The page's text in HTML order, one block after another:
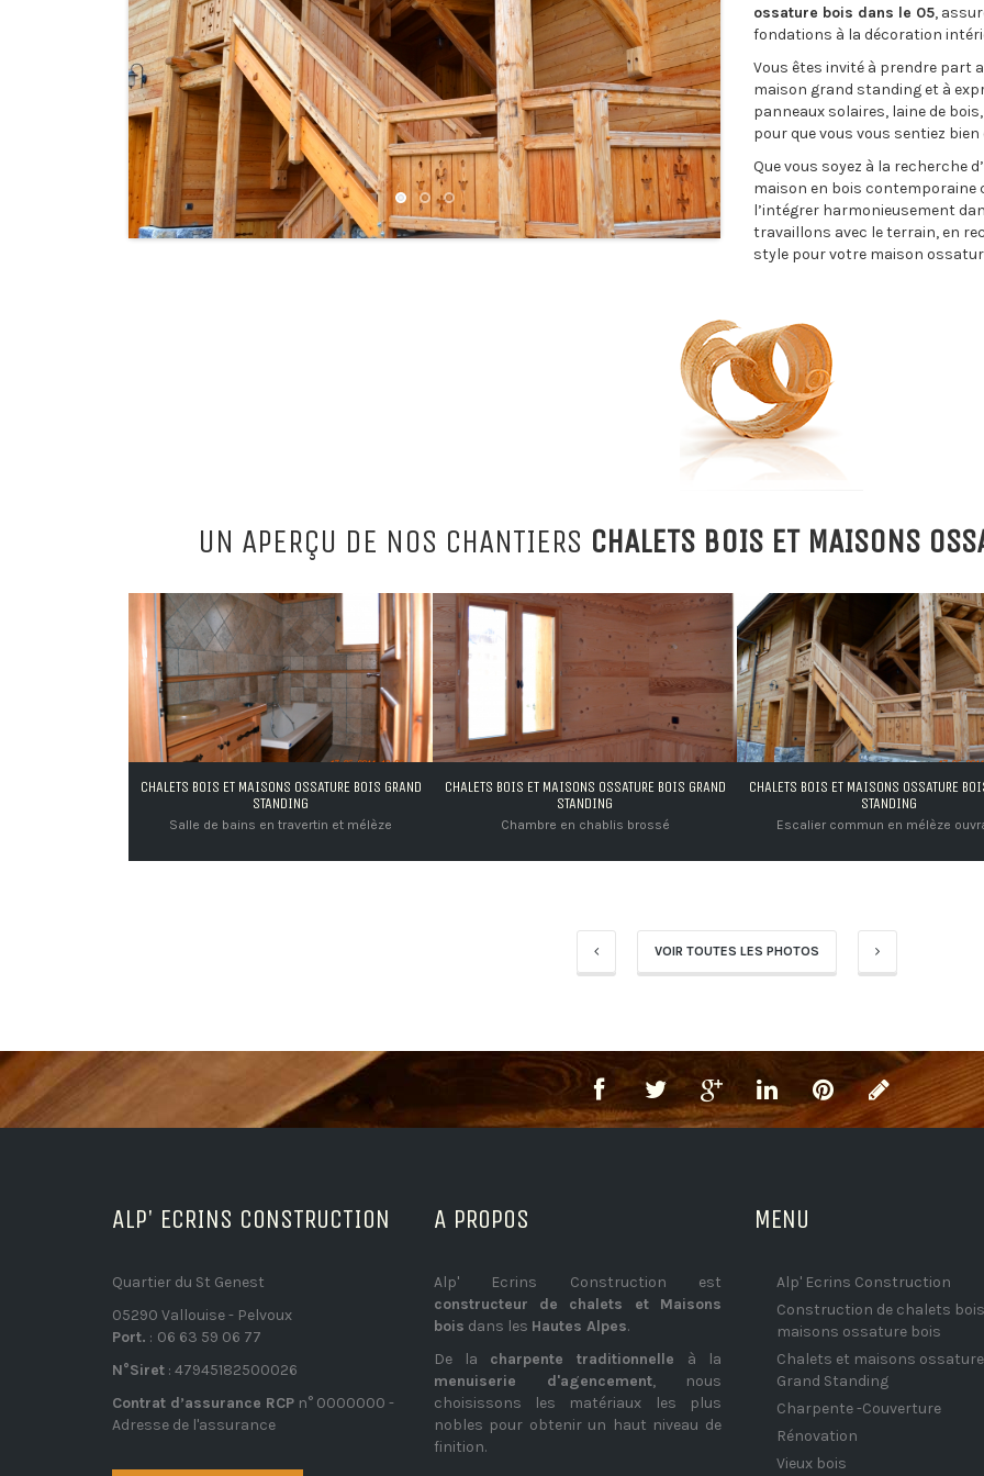
ossature bois dans le 05,
fondations à la décoration
Vous êtes invité à prendre part
maison grand standing et à
panneaux solaires, laine de bois,
pour que vous vous sentiez
Que vous soyez à la recherche
maison en bois
l’intégrer harmonieusement
travaillons avec le terrain, en
style pour votre maison
UN APERÇU DE NOS CHANTIERS CHALETS BOIS ET MAISONS
OSSATURE BOIS GRAND
CHALETS BOIS ET MAISONS OSSATURE BOIS GRAND
STANDING
Chambre en chablis brossé
CHALETS BOIS ET MAISONS OSSATURE BOIS GRAND
STANDING
Escalier commun en mélèze ouvragé
CHALETS BOIS ET MAISONS
STANDING
Chalet bois grand
VOIR TOUTES LES PHOTOS
ALP' ECRINS CONSTRUCTION
Quartier du St Genest
05290 Vallouise - Pelvoux
Port. : 06 63 59 06 77
N°Siret : 47945182500026
Contrat d’assurance RCP n° 0000000 -
Adresse de l'assurance
A PROPOS
Alp' Ecrins Construction est
constructeur de chalets et Maisons
bois dans les Hautes Alpes.
De la charpente traditionnelle à la
menuiserie d'agencement, nous
choisissons les matériaux les plus
nobles pour obtenir un haut niveau de
finition.
MENU
Alp' Ecrins Construction
Construction de chalets
maisons ossature bois
Chalets et maisons
Grand Standing
Charpente -Couverture
Rénovation
Vieux bois